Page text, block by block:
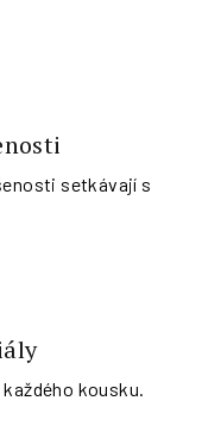
setkávají s
kousku.